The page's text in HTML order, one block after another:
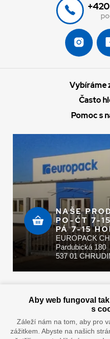
Vybíráme
Často
Pomoc s
NAŠE
PO-ČT 7-
PÁ 7-15
EUROPACK
Pardubická 180
537 01
Doprava vaším
Aby web fungoval
s
Záleží nám na tom, aby pro
zážitkem. Abyste na našich